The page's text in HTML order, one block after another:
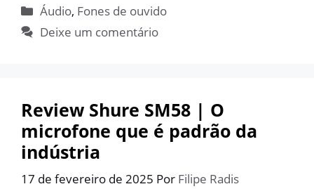
Categorias
Áudio, Fones de ouvido
Deixe um comentário
Review Shure SM58 | O
microfone que é padrão da
indústria
17 de fevereiro de 2025 Por Filipe Radis